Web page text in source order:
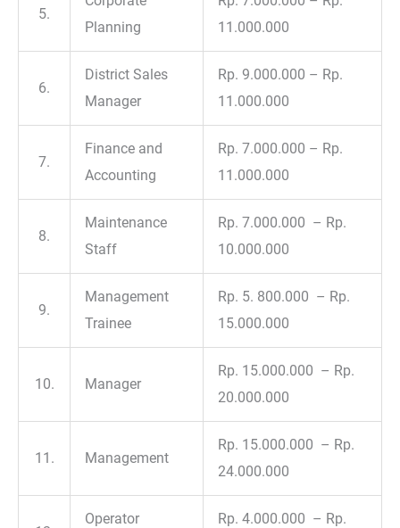
5.
Planning
11.000.000
6.
District Sales
Manager
Rp. 9.000.000 – Rp.
11.000.000
7.
Finance and
Accounting
Rp. 7.000.000 – Rp.
11.000.000
8.
Maintenance
Staff
Rp. 7.000.000 – Rp.
10.000.000
9.
Management
Trainee
Rp. 5. 800.000 – Rp.
15.000.000
10. Manager
Rp. 15.000.000 – Rp.
20.000.000
11. Management
Rp. 15.000.000 – Rp.
24.000.000
Operator
Rp. 4.000.000 – Rp.